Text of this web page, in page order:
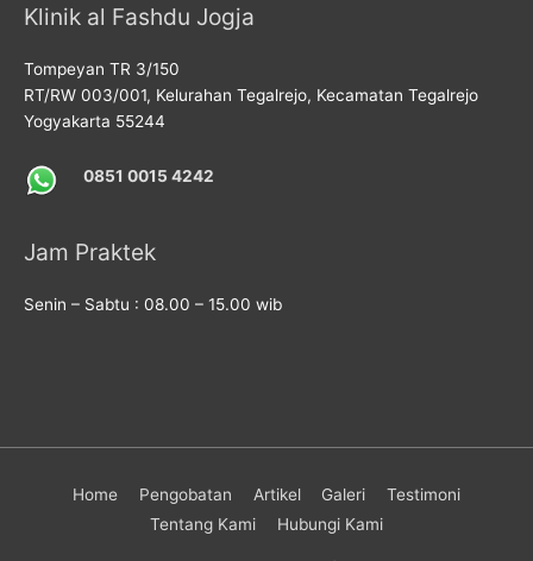
Klinik al Fashdu Jogja
Tompeyan TR 3/150
RT/RW 003/001, Kelurahan Tegalrejo, Kecamatan Tegalrejo
Yogyakarta 55244
0851 0015 4242
Jam Praktek
Senin – Sabtu : 08.00 – 15.00 wib
Home Pengobatan Artikel Galeri
Testimoni
Tentang Kami
Hubungi Kami